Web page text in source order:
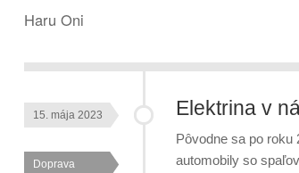
Haru Oni
Elektrina v
15. mája 2023
Doprava
Pôvodne sa po roku
automobily so